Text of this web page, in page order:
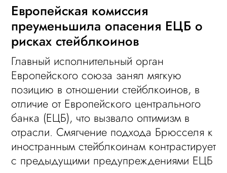
Европейская комиссия
преуменьшила опасения ЕЦБ о
рисках стейблкоинов
Главный исполнительный орган
Европейского союза занял мягкую
позицию в отношении стейблкоинов, в
отличие от Европейского центрального
банка (ЕЦБ), что вызвало оптимизм в
отрасли. Смягчение подхода Брюсселя к
иностранным стейблкоинам контрастирует
с предыдущими предупреждениями ЕЦБ